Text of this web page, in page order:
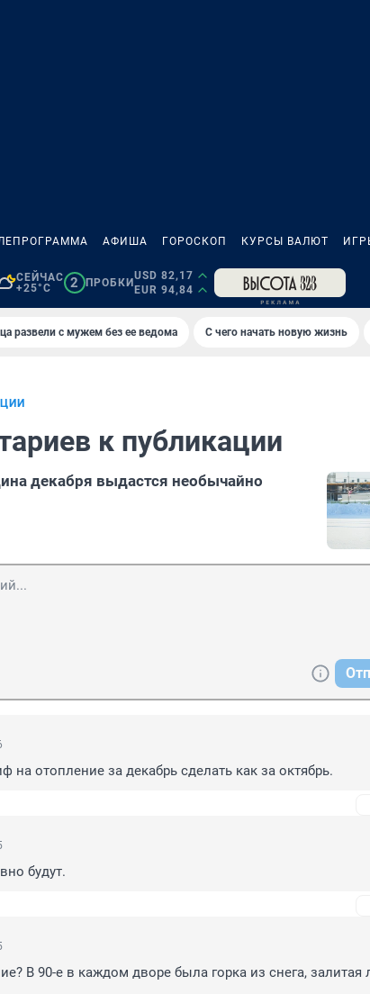
АФИША ГОРОСКОП КУРСЫ ВАЛЮТ
СЕЙЧАС
+25°C
2 ПРОБКИ
USD 82,17
EUR 94,84
развели с мужем без ее ведома С чего начать новую жизнь
к публикации
декабря выдастся необычайно
на отопление за декабрь сделать как за октябрь.
будут.
В 90-е в каждом дворе была горка из снега, залитая